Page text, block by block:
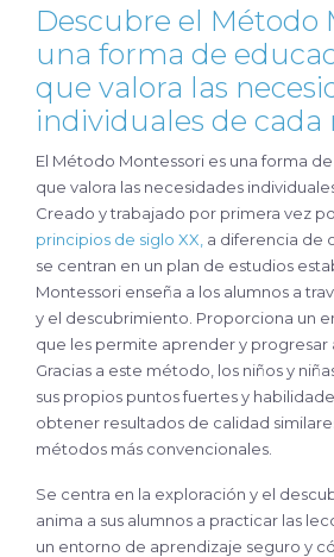
Descubre el Método
una forma de
que valora las
individuales de cada
El Método Montessori es una forma de educación única
que valora las necesidades
Creado y trabajado por primera vez
principios de siglo XX, a diferencia de
se centran en un plan de estudios
Montessori enseña a los alumnos a
y el descubrimiento. Proporciona un
que les permite aprender y progresar
Gracias a este método, los niños y
sus propios puntos fuertes y
obtener resultados de calidad
métodos más convencionales.
Se centra en la exploración y el
anima a sus alumnos a practicar las
un entorno de aprendizaje seguro y